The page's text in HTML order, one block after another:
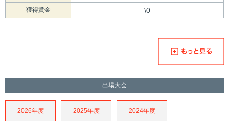
獲得賞金 \0
出場大会
2026年度 2025年度 2024年度